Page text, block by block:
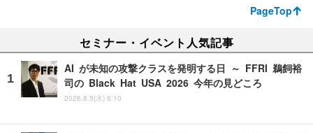
PageTop
セミナー・イベント人気記事
AI が未知の攻撃クラスを発明する日 ～ FFRI 鵜飼裕
司の Black Hat USA 2026 今年の見どころ
2026.8.5(水) 8:10